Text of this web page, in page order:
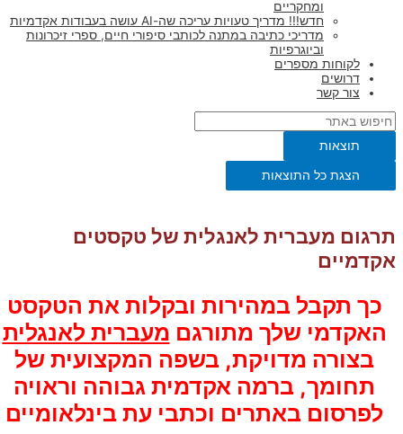
ומחקריים
חדש!!! מדריך טעויות עריכה שה-AI עושה בעבודות אקדמיות
מדריכי כתיבה במתנה לכותבי סיפורי חיים, ספרי זיכרונות
וביוגרפיות
לקוחות מספרים
דרושים
צור קשר
תוצאות
הצגת כל התוצאות
תרגום מעברית לאנגלית של טקסטים
אקדמיים
כך תקבל במהירות ובקלות את הטקסט
האקדמי שלך מתורגם מעברית לאנגלית
בצורה מדויקת, בשפה המקצועית של
תחומך, ברמה אקדמית גבוהה וראויה
לפרסום באתרים וכתבי עת בינלאומיים